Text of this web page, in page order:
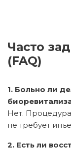
Часто задаваемые вопросы
(FAQ)
1. Больно ли
Нет.
не требует
2. Есть ли